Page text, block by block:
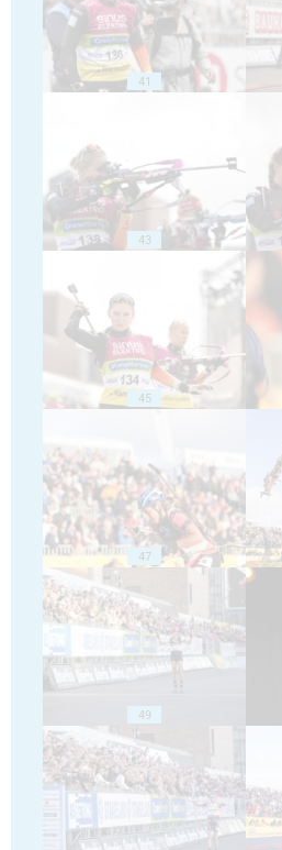
41
43
45
47
49